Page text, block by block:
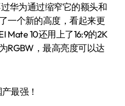
华为通过缩窄它的额头和
一个新的高度，看起来更
Mate 10还用上了16:9的2K
RGBW，最高亮度可以达